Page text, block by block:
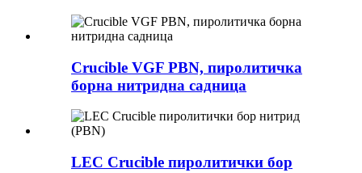
Crucible VGF PBN, пиролитичка
борна нитридна садница
LEC Crucible пиролитички бор